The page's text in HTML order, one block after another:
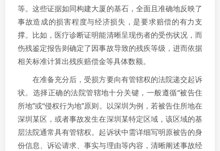
等。这些证据如同构建大厦的基石，全面且准确地反映了
事故造成的损害程度与经济损失，是要求赔偿的有力支
撑。比如，医疗诊断证明能清晰呈现伤者的受伤状况，而
伤残鉴定报告则确定了因事故导致的残疾等级，进而依据
相关标准计算出残疾赔偿金等具体数额。
在准备充分后，受损方要向有管辖权的法院递交起诉
状。选择正确的法院管辖地十分关键，一般遵循“被告住
所地”或“侵权行为地”原则。以深圳为例，若被告住所地在
深圳某区，或者事故发生在深圳某特定区域，该区域的基
层法院通常具有管辖权。起诉状中需详细写明原被告的身
份信息、诉讼请求、事实与理由等内容，清晰阐述事故经